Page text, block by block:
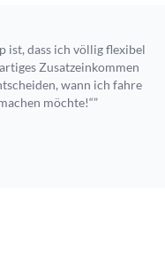
ist, dass ich völlig flexibel
Zusatzeinkommen
wann ich fahre
möchte!“”